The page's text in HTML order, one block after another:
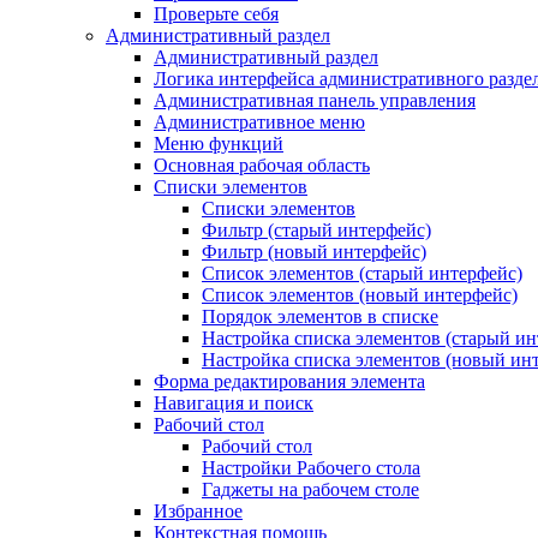
Проверьте себя
Административный раздел
Административный раздел
Логика интерфейса административного
Административная панель управления
Административное меню
Меню функций
Основная рабочая область
Списки элементов
Списки элементов
Фильтр (старый интерфейс)
Фильтр (новый интерфейс)
Список элементов (старый интерфейс)
Список элементов (новый интерфейс)
Порядок элементов в списке
Настройка списка элементов (старый
Настройка списка элементов (новый
Форма редактирования элемента
Навигация и поиск
Рабочий стол
Рабочий стол
Настройки Рабочего стола
Гаджеты на рабочем столе
Избранное
Контекстная помощь